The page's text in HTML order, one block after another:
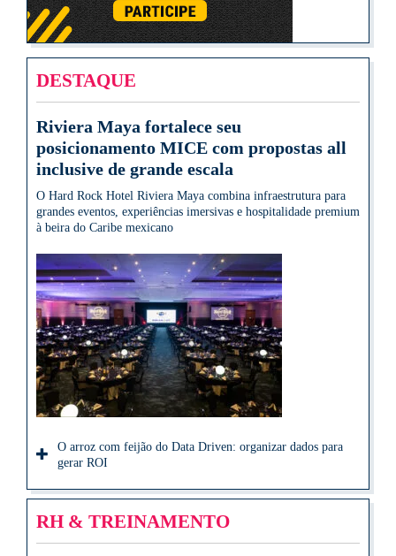
DESTAQUE
Riviera Maya fortalece seu
posicionamento MICE com propostas all
inclusive de grande escala
O Hard Rock Hotel Riviera Maya combina infraestrutura para
grandes eventos, experiências imersivas e hospitalidade premium
à beira do Caribe mexicano
O arroz com feijão do Data Driven: organizar dados para
gerar ROI
RH & TREINAMENTO